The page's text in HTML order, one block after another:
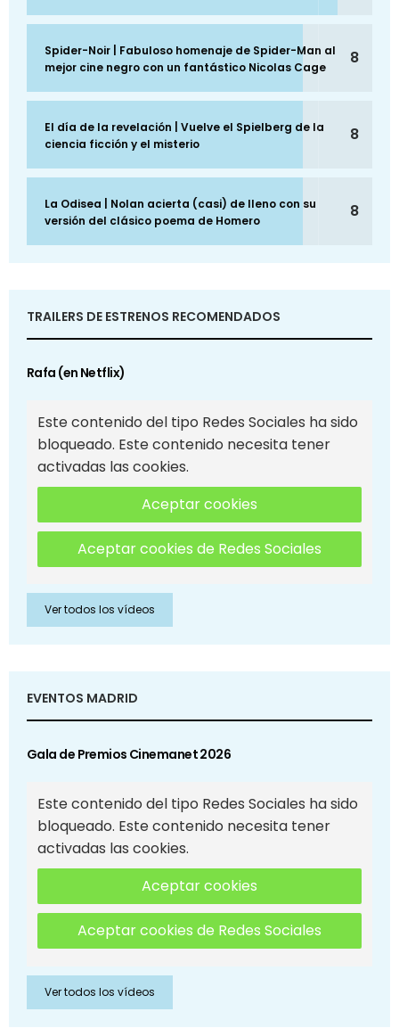
Spider-Noir | Fabuloso homenaje de Spider-Man al
mejor cine negro con un fantástico Nicolas Cage
8
El día de la revelación | Vuelve el Spielberg de la
ciencia ficción y el misterio
8
La Odisea | Nolan acierta (casi) de lleno con su
versión del clásico poema de Homero
8
TRAILERS DE ESTRENOS RECOMENDADOS
Rafa (en Netflix)
Este contenido del tipo Redes Sociales ha sido
bloqueado. Este contenido necesita tener
activadas las cookies.
Aceptar cookies
Aceptar cookies de Redes Sociales
Ver todos los vídeos
EVENTOS MADRID
Gala de Premios Cinemanet 2026
Este contenido del tipo Redes Sociales ha sido
bloqueado. Este contenido necesita tener
activadas las cookies.
Aceptar cookies
Aceptar cookies de Redes Sociales
Ver todos los vídeos